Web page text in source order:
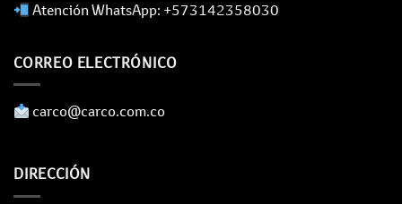
​ Atención WhatsApp: +573142358030
CORREO ELECTRÓNICO
​ carco@carco.com.co
DIRECCIÓN